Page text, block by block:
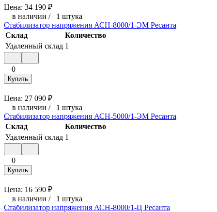
Цена: 34 190 ₽
в наличии / 1 штука
Стабилизатор напряжения АСН-8000/1-ЭМ Ресанта
Склад
Количество
Удаленный склад 1
0
Купить
Цена: 27 090 ₽
в наличии / 1 штука
Стабилизатор напряжения АСН-5000/1-ЭМ Ресанта
Склад
Количество
Удаленный склад 1
0
Купить
Цена: 16 590 ₽
в наличии / 1 штука
Стабилизатор напряжения АСН-8000/1-Ц Ресанта